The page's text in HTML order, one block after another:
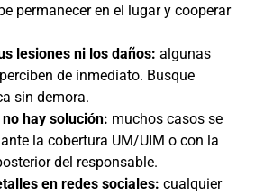
permanecer en el lugar y cooperar
lesiones ni los daños: algunas
de inmediato. Busque
sin demora.
hay solución: muchos casos se
la cobertura UM/UIM o con la
del responsable.
en redes sociales: cualquier